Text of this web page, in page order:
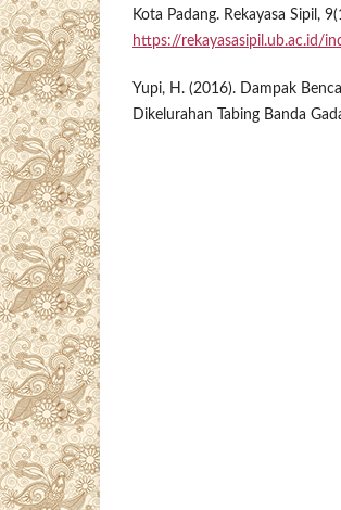
Kota Padang. Rekayasa Sipil,
https://rekayasasipil.ub.ac.id/
Yupi, H. (2016). Dampak
Dikelurahan Tabing Banda